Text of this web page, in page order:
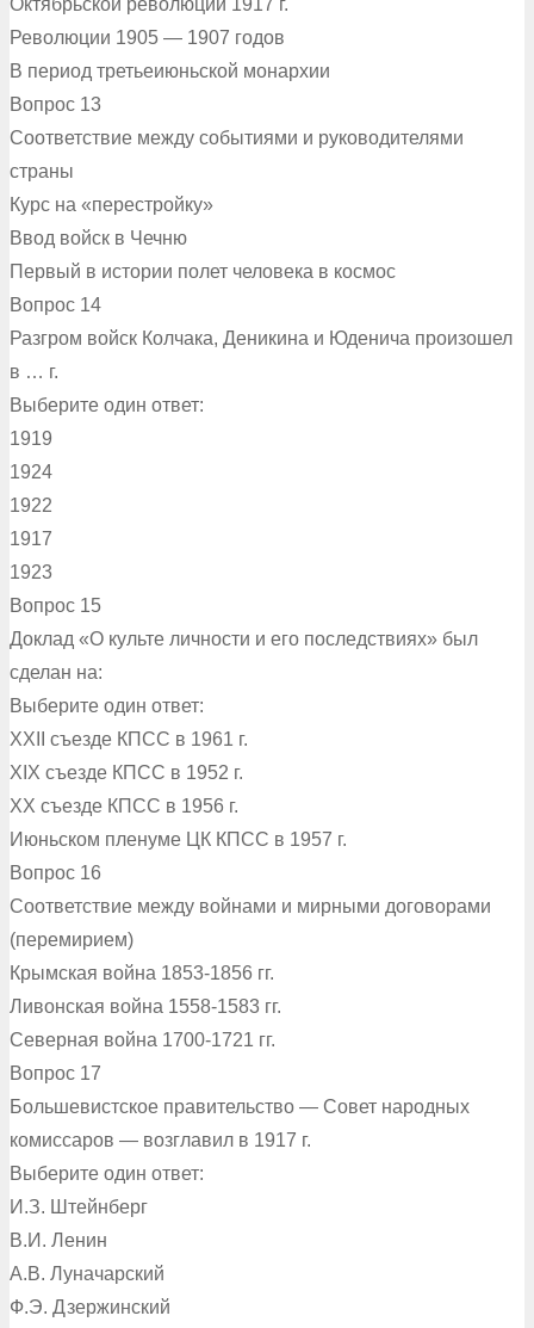
Революции 1905 — 1907 годов
В период третьеиюньской монархии
Вопрос 13
Соответствие между событиями и руководителями
страны
Курс на «перестройку»
Ввод войск в Чечню
Первый в истории полет человека в космос
Вопрос 14
Разгром войск Колчака, Деникина и Юденича произошел
в … г.
Выберите один ответ:
1919
1924
1922
1917
1923
Вопрос 15
Доклад «О культе личности и его последствиях» был
сделан на:
Выберите один ответ:
XXII съезде КПСС в 1961 г.
XIX съезде КПСС в 1952 г.
XX съезде КПСС в 1956 г.
Июньском пленуме ЦК КПСС в 1957 г.
Вопрос 16
Соответствие между войнами и мирными договорами
(перемирием)
Крымская война 1853-1856 гг.
Ливонская война 1558-1583 гг.
Северная война 1700-1721 гг.
Вопрос 17
Большевистское правительство — Совет народных
комиссаров — возглавил в 1917 г.
Выберите один ответ:
И.З. Штейнберг
В.И. Ленин
А.В. Луначарский
Ф.Э. Дзержинский